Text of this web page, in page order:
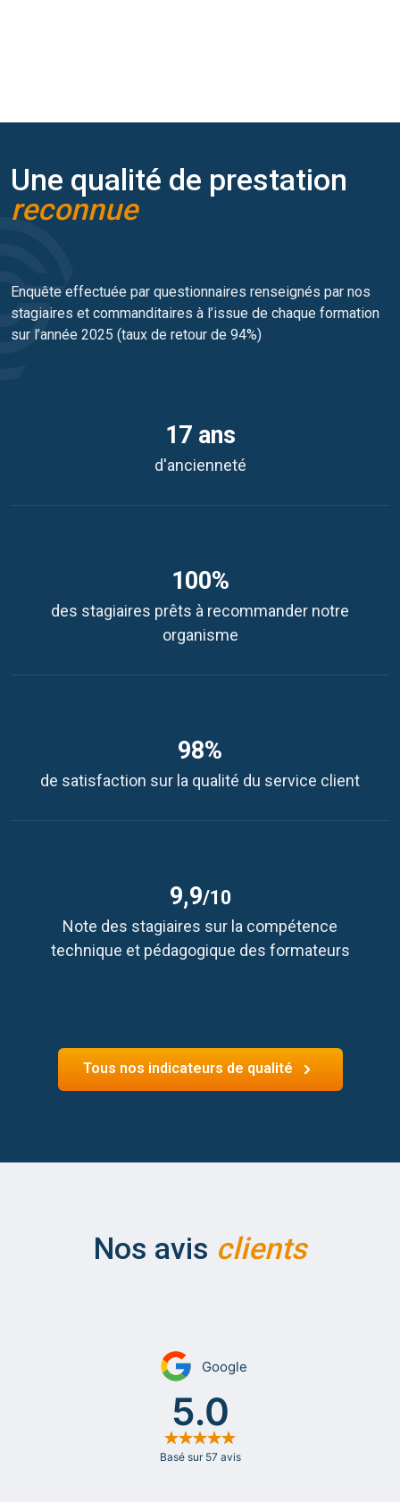
Une qualité de prestation
reconnue
Enquête effectuée par questionnaires renseignés par nos
stagiaires et commanditaires à l’issue de chaque formation
sur l’année 2025 (taux de retour de 94%)
17 ans
d'ancienneté
100%
des stagiaires prêts à recommander notre
organisme
98%
de satisfaction sur la qualité du service client
9,9/10
Note des stagiaires sur la compétence
technique et pédagogique des formateurs
Tous nos indicateurs de qualité
Nos avis clients